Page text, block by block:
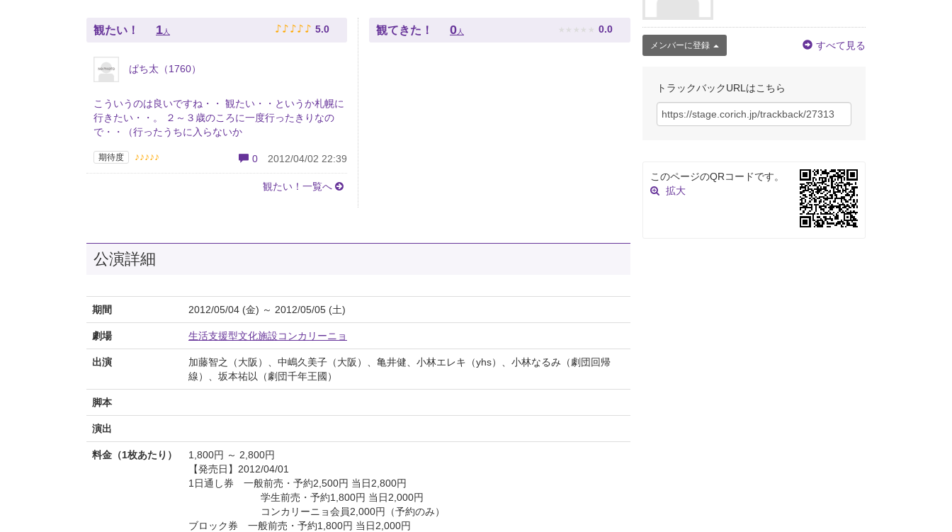
観たい！ 1 人 ♪ ♪ ♪ ♪ ♪ 5.0
ぱち太（1760）
こういうのは良いですね・・ 観たい・・というか札幌に
行きたい・・。 ２～３歳のころに一度行ったきりなの
で・・（行ったうちに入らないか
期待度 ♪♪♪♪♪ 0 2012/04/02 22:39
観たい！一覧へ
観てきた！ 0 人 ★ ★ ★ ★ ★ 0.0
公演詳細
期間 2012/05/04 (金) ～ 2012/05/05 (土)
劇場 生活支援型文化施設コンカリーニョ
出演
加藤智之（大阪）、中嶋久美子（大阪）、亀井健、小林エレキ（yhs）、小林なるみ（劇団回帰
線）、坂本祐以（劇団千年王國）
脚本
演出
料金（1枚あたり）
1,800円 ～ 2,800円
【発売日】2012/04/01
1日通し券 一般前売・予約2,500円 当日2,800円
学生前売・予約1,800円 当日2,000円
コンカリーニョ会員2,000円（予約のみ）
ブロック券 一般前売・予約1,800円 当日2,000円
メンバーに登録 すべて見る
トラックバックURLはこちら
このページのQRコードです。
拡大